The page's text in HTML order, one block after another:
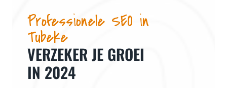
Professionele SEO in
Tubeke
VERZEKER JE GROEI
IN 2024